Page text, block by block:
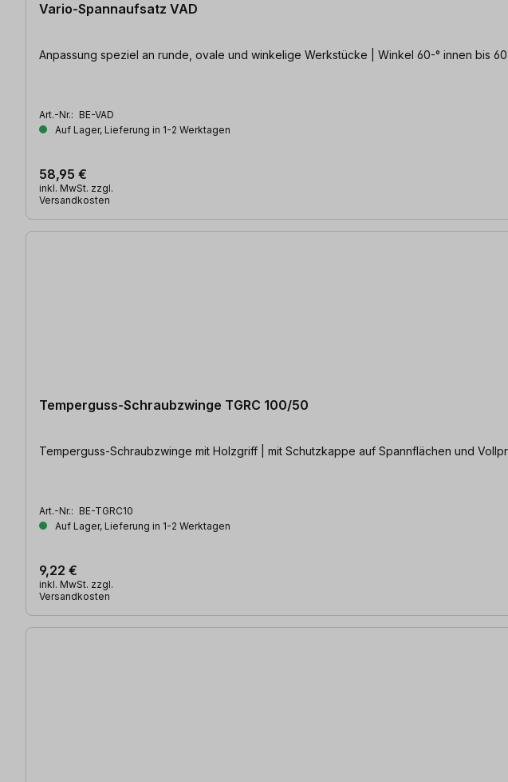
Vario-Spannaufsatz VAD
Anpassung speziel an runde, ovale und winkelige Werkstücke | Winkel 60-° innen bis
Art.-Nr.: BE-VAD
Auf Lager, Lieferung in 1-2 Werktagen
58,95 €
inkl. MwSt. zzgl.
Versandkosten
Temperguss-Schraubzwinge TGRC 100/50
Temperguss-Schraubzwinge mit Holzgriff | mit Schutzkappe auf Spannflächen und
Art.-Nr.: BE-TGRC10
Auf Lager, Lieferung in 1-2 Werktagen
9,22 €
inkl. MwSt. zzgl.
Versandkosten